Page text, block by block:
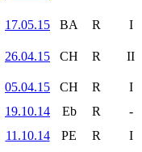
17.05.15 BA R I
26.04.15 CH R II
05.04.15 CH R I
19.10.14
Eb R -
11.10.14
PE R I